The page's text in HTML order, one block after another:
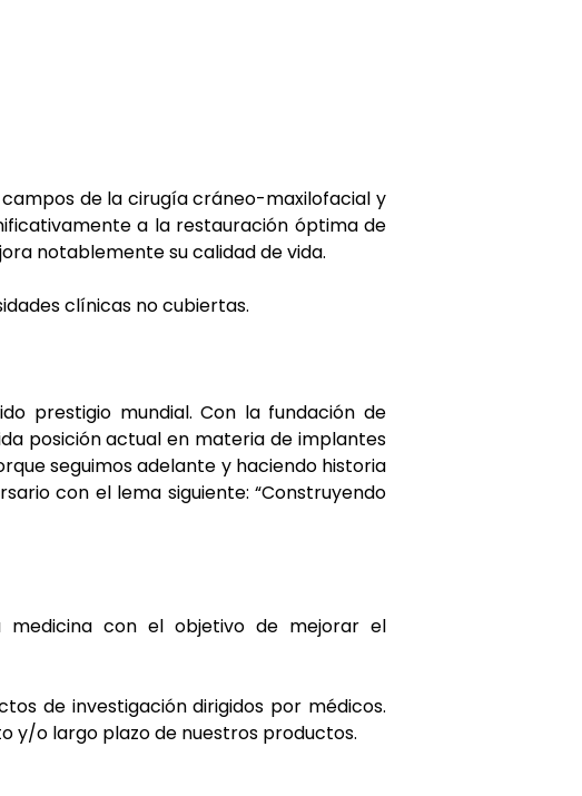
de la cirugía cráneo-maxilofacial y
a la restauración óptima de
notablemente su calidad de vida.
clínicas no cubiertas.
prestigio mundial. Con la fundación de
posición actual en materia de implantes
seguimos adelante y haciendo historia
con el lema siguiente: “Construyendo
medicina con el objetivo de mejorar el
de investigación dirigidos por médicos.
y/o largo plazo de nuestros productos.